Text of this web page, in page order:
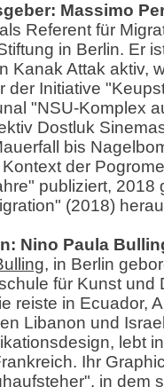
Massimo
Referent für
in Berlin. Er
Kanak Attak aktiv,
der Initiative
"NSU-Komplex
Dostluk
bis
der
publiziert, 2018
(2018)
Nino Paula
, in Berlin
für Kunst und
reiste in Ecuador,
Libanon und
lebt
Ihr
, in dem